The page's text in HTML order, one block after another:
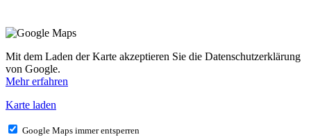
Mit dem Laden der Karte akzeptieren Sie die Datenschutzerklärung
von Google.
Mehr erfahren
Karte laden
Google Maps immer entsperren